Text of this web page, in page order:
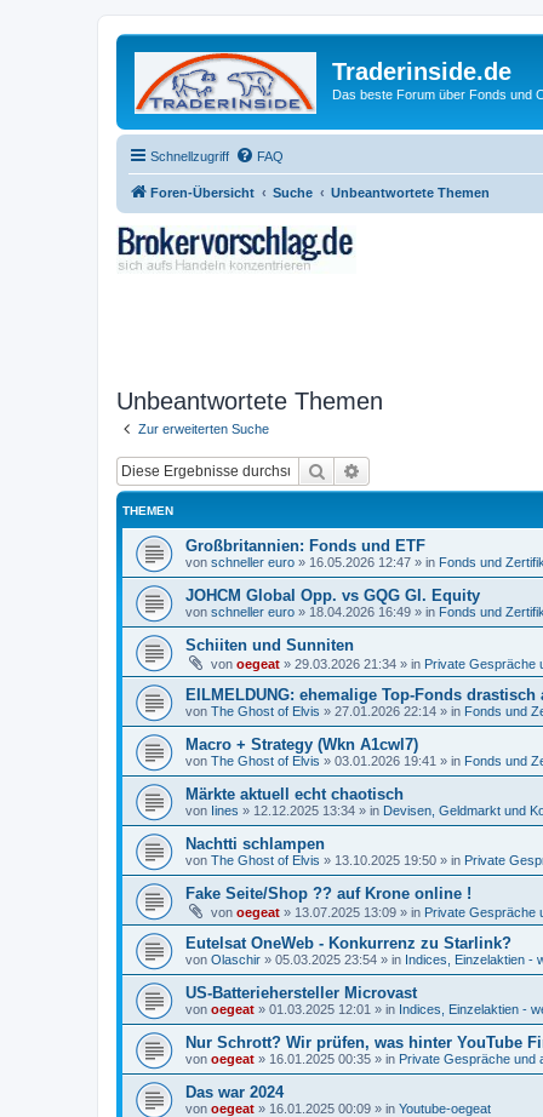
Traderinside.de
Das beste Forum über Fonds und
Schnellzugriff FAQ
Foren-Übersicht Suche Unbeantwortete Themen
Unbeantwortete Themen
Zur erweiterten Suche
Suche
THEMEN
Großbritannien: Fonds und ETF
von schneller euro » 16.05.2026 12:47 » in Fonds und
JOHCM Global Opp. vs GQG Gl. Equity
von schneller euro » 18.04.2026 16:49 » in Fonds und
Schiiten und Sunniten
von oegeat » 29.03.2026 21:34 » in Private Gespräche
EILMELDUNG: ehemalige Top-Fonds
von The Ghost of Elvis » 27.01.2026 22:14 » in Fonds und
Macro + Strategy (Wkn A1cwl7)
von The Ghost of Elvis » 03.01.2026 19:41 » in Fonds und
Märkte aktuell echt chaotisch
von Iines » 12.12.2025 13:34 » in Devisen, Geldmarkt und
Nachtti schlampen
von The Ghost of Elvis » 13.10.2025 19:50 » in Private
Fake Seite/Shop ?? auf Krone online !
von oegeat » 13.07.2025 13:09 » in Private Gespräche
Eutelsat OneWeb - Konkurrenz zu Starlink?
von Olaschir » 05.03.2025 23:54 » in Indices, Einzelaktien -
US-Batteriehersteller Microvast
von oegeat » 01.03.2025 12:01 » in Indices, Einzelaktien -
Nur Schrott? Wir prüfen, was hinter YouTube
von oegeat » 16.01.2025 00:35 » in Private Gespräche und
Das war 2024
von oegeat » 16.01.2025 00:09 » in Youtube-oegeat